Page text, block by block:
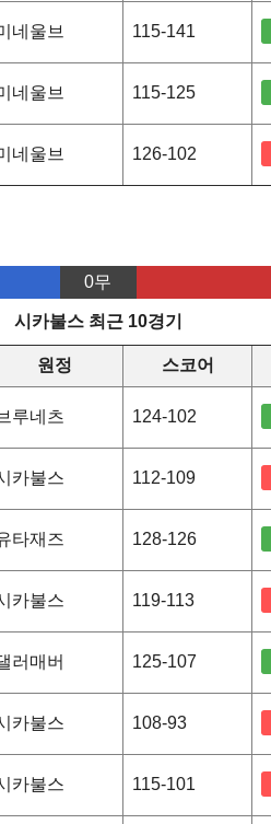
네울브 115-141
네울브 115-125
네울브 126-102
0무
시카불스 최근 10경기
원정 스코어
루네츠 124-102
카불스 112-109
타재즈 128-126
카불스 119-113
러매버 125-107
카불스 108-93
카불스 115-101